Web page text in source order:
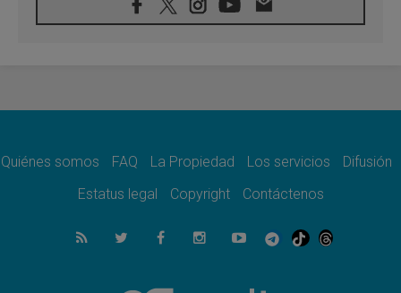
08.08.2026
León XIV visitará el Santuario de la Madre
07.08.2026
07.08.2026
el compromiso del cristiano"
La matanza de niños en Gaza no cesa: 300
muertos en 300 días
Tagle: La guerra desfigura el mundo, solo la
Quiénes somos FAQ La Propiedad Los servicios
Difusión
Estatus legal
Copyright Contáctenos